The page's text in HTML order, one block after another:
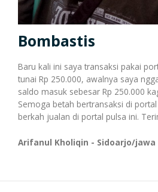
Topup E-
Voucher Game
Transaksi Via
Bombastis
Baru kali ini saya transaksi pakai
tunai Rp 250.000, awalnya saya
saldo masuk sebesar Rp 250.000
Semoga betah bertransaksi di
berkah jualan di portal pulsa ini.
Arifanul Kholiqin - Sidoarjo/jawa